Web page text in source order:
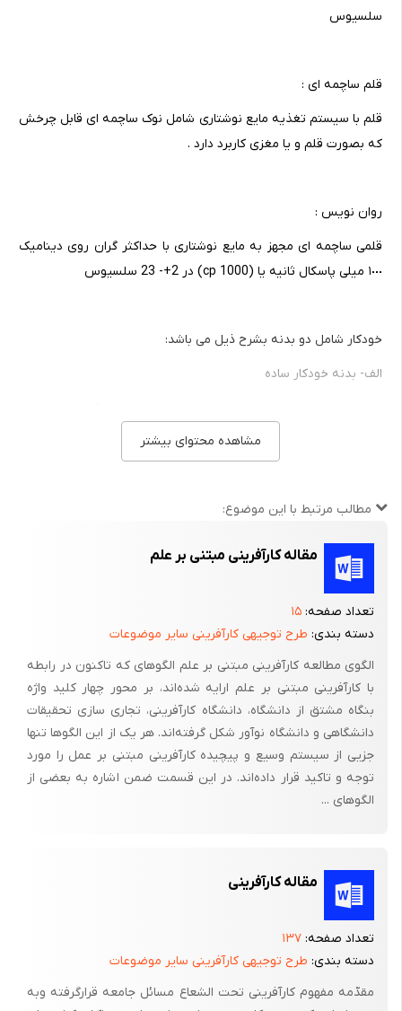
سلسیوس
قلم ساچمه ای :
قلم با سیستم تغذیه مایع نوشتاری شامل نوک ساچمه ای قابل چرخش
که بصورت قلم و یا مغزی کاربرد دارد .
روان نویس :
قلمی ساچمه ای مجهز به مایع نوشتاری با حداکثر گران روی دینامیک
١٠٠٠ میلی پاسکال ثانیه یا (1000 cp) در 2+- 23 سلسیوس
خودکار شامل دو بدنه بشرح ذیل می باشد:
الف- بدنه خودکار ساده
برای نهادن در جیب تعبیه شده و همچنین بدنه به انتهای ته قلم
خودکار ختم می شود. قلم خودکار ساده به علت راحتی و سهولت بیشتر
ب- بدنه خودکار با دکمه فشاری
توسط دگمه ای، سر خودکار را برای نوشتن بیرون می آورد.
جنس لوله باید از فلز زنگ نزن، پلاستیک و یا ترکیبی از فلز با پلاستیک
ساخته شود و ساخت لوله قلم باید از نظر کیفیت قابل قبول باشد . این
لوله نباید در هیچ شرایطی زنگ بزند و یا در طول مدت استفاده عیبی
پیدا کند. قسمتهای چسبیده شده و پیچ شده باید طوری بهم متصل
چسبیده، سخت و سفت شود.
گوی خودکار باید از فلز زنگ نزن ساخته شود و متناسب با پایه باشد .
مشابه آن باشد و اکسید نگردد، ساخته شود و در زمان استفاده سائیده
نشود و تغییرشکل ندهد.
مشاهده محتوای بیشتر
مطالب مرتبط با این موضوع:
مقاله کارآفرینی مبتنی بر علم
تعداد صفحه: ۱۵
دسته بندی: طرح توجیهی کارآفرینی سایر موضوعات
الگوی مطالعه کارآفرینی مبتنی بر علم الگوهای که تاکنون در رابطه
با کارآفرینی مبتنی بر علم ارایه شده‌اند، بر محور چهار کلید واژه
بنگاه مشتق از دانشگاه، دانشگاه کارآفرینی، تجاری سازی تحقیقات
دانشگاهی و دانشگاه نوآور شکل گرفته‌اند. هر یک از این الگوها تنها
جزیی از سیستم وسیع و پیچیده کارآفرینی مبتنی بر عمل را مورد
توجه و تاکید قرار داده‌اند. در این قسمت ضمن اشاره به بعضی از
الگوهای ...
مقاله کارآفرینی
تعداد صفحه: ۱۳۷
دسته بندی: طرح توجیهی کارآفرینی سایر موضوعات
مقدّمه مفهوم کارآفرینی تحت الشعاع مسائل جامعه قرارگرفته وبه